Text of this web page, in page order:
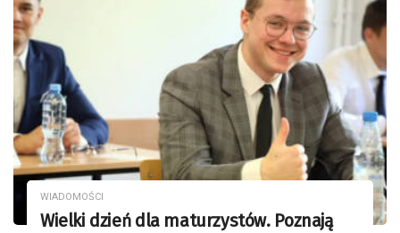
WIADOMOŚCI
Wielki dzień dla maturzystów. Poznają